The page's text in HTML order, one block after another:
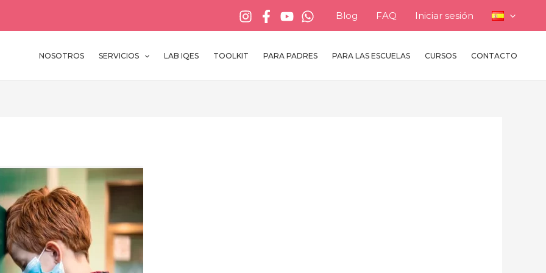
Blog FAQ Iniciar sesión
NOSOTROS SERVICIOS LAB IQES TOOLKIT PARA PADRES PARA LAS ESCUELAS CURSOS CONTACTO